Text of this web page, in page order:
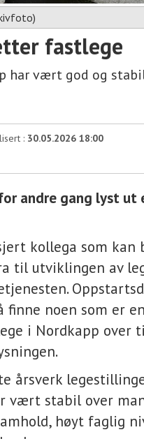
fastlege
har vært god og
: 30.05.2026 18:00
andre gang lyst ut
kollega som kan
til utviklingen av
finne noen som er
i Nordkapp over
årsverk
vært stabil over
høyt faglig